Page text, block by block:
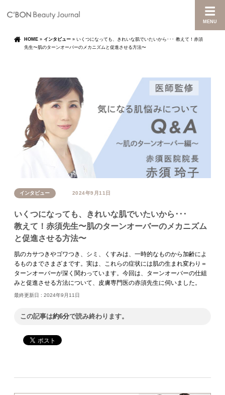
MENU
HOME » インタビュー » いくつになっても、きれいな肌でいたいから･･･ 教えて！赤須
先生〜肌のターンオーバーのメカニズムと促進させる方法〜
インタビュー 2024年9月11日
いくつになっても、きれいな肌でいたいから･･･
教えて！赤須先生〜肌のターンオーバーのメカニズム
と促進させる方法〜
肌のカサつきやゴワつき、シミ、くすみは、一時的なものから加齢によ
るものまでさまざまです。実は、これらの症状には肌の生まれ変わり＝
ターンオーバーが深く関わっています。今回は、ターンオーバーの仕組
みと促進させる方法について、皮膚専門医の赤須先生に伺いました。
最終更新日 : 2024年9月11日
この記事は約6分で読み終わります。